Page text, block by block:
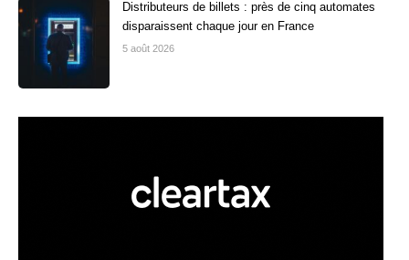
Distributeurs de billets : près de cinq automates
disparaissent chaque jour en France
5 août 2026